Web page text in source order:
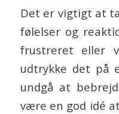
Det er vigtigt at
følelser og
frustreret eller
udtrykke det på
undgå at
være en god idé